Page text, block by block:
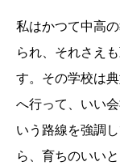
私はかつて中高
られ、それさえ
す。その学校は
へ行って、いい
いう路線を強調
ら、育ちのいい